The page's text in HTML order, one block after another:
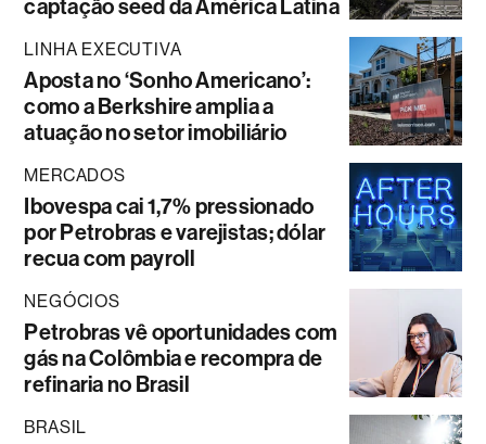
captação seed da América Latina
LINHA EXECUTIVA
Aposta no ‘Sonho Americano’:
como a Berkshire amplia a
atuação no setor imobiliário
MERCADOS
Ibovespa cai 1,7% pressionado
por Petrobras e varejistas; dólar
recua com payroll
NEGÓCIOS
Petrobras vê oportunidades com
gás na Colômbia e recompra de
refinaria no Brasil
BRASIL